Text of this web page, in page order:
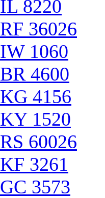
IL 8220
RF 36026
IW 1060
BR 4600
KG 4156
KY 1520
RS 60026
KF 3261
GC 3573